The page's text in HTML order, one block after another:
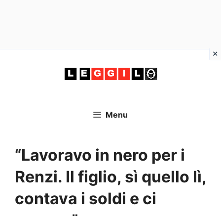
Menu
“Lavoravo in nero per i
Renzi. Il figlio, sì quello lì,
contava i soldi e ci